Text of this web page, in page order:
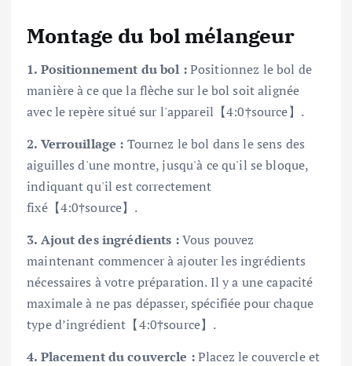
Montage du bol mélangeur
1. Positionnement du bol :Positionnez le bol de
manière à ce que la flèche sur le bol soit alignée
avec le repère situé sur l'appareil【4:0†source】.
2. Verrouillage : Tournez le bol dans le sens des
aiguilles d'une montre, jusqu'à ce qu'il se bloque,
indiquant qu'il est correctement
fixé【4:0†source】.
3. Ajout des ingrédients :Vous pouvez
maintenant commencer à ajouter les ingrédients
nécessaires à votre préparation. Il y a une capacité
maximale à ne pas dépasser, spécifiée pour chaque
type d’ingrédient【4:0†source】.
4. Placement du couvercle :Placez le couvercle et